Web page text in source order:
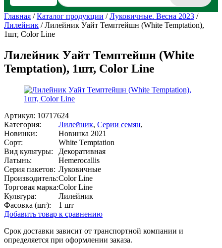
Главная /Каталог продукции /Луковичные. Весна 2023 /
Лилейник /Лилейник Уайт Темптейшн (White Temptation),
1шт, Color Line
Лилейник Уайт Темптейшн (White
Temptation), 1шт, Color Line
Артикул: 10717624
Категория:
Лилейник, Серии семян,
Новинки:
Новинка 2021
Сорт:
White Temptation
Вид культуры:
Декоративная
Латынь:
Hemerocallis
Серия пакетов: Луковичные
Производитель:Color Line
Торговая марка:Color Line
Культура:
Лилейник
Фасовка (шт):
1 шт
Добавить товар к сравнению
Срок доставки зависит от транспортной компании и
определяется при оформлении заказа.